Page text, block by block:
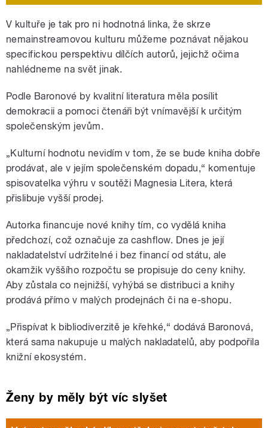
V kultuře je tak pro ni hodnotná linka, že skrze
nemainstreamovou kulturu můžeme poznávat nějakou
specifickou perspektivu dílčích autorů, jejichž očima
nahlédneme na svět jinak.
Podle Baronové by kvalitní literatura měla posílit
demokracii a pomoci čtenáři být vnímavější k určitým
společenským jevům.
„Kulturní hodnotu nevidím v tom, že se bude kniha dobře
prodávat, ale v jejím společenském dopadu,“ komentuje
spisovatelka výhru v soutěži Magnesia Litera, která
přislibuje vyšší prodej.
Autorka financuje nové knihy tím, co vydělá kniha
předchozí, což označuje za cashflow. Dnes je její
nakladatelství udržitelné i bez financí od státu, ale
okamžik vyššího rozpočtu se propisuje do ceny knihy.
Aby zůstala co nejnižší, vyhýbá se distribuci a knihy
prodává přímo v malých prodejnách či na e-shopu.
„Přispívat k bibliodiverzitě je křehké,“ dodává Baronová,
která sama nakupuje u malých nakladatelů, aby podpořila
knižní ekosystém.
Ženy by měly být víc slyšet